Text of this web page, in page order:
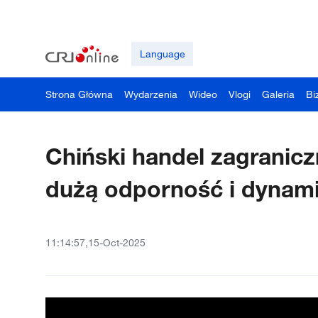
Language
Strona Główna Wydarzenia Wideo Vlogi Galeria
Chiński handel
dużą odporność i
11:14:57,15-Oct-2025